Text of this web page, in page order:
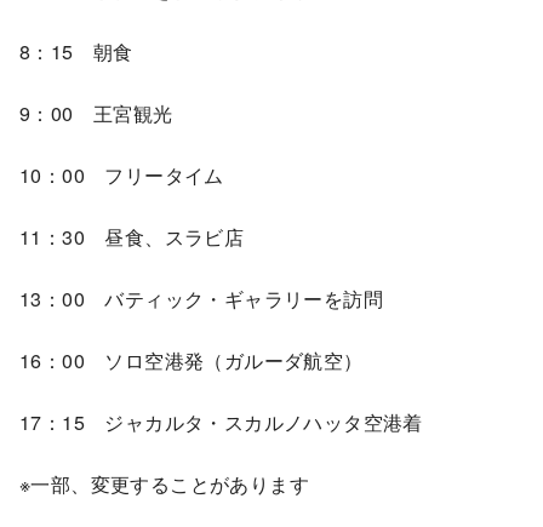
8：15 朝食
9：00 王宮観光
10：00 フリータイム
11：30 昼食、スラビ店
13：00 バティック・ギャラリーを訪問
16：00 ソロ空港発（ガルーダ航空）
17：15 ジャカルタ・スカルノハッタ空港着
※一部、変更することがあります